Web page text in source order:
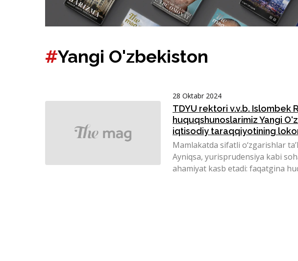
#Yangi O'zbekiston
28 Oktabr 2024
TDYU rektori v.v.b. Islombek
huquqshunoslarimiz Yangi
iqtisodiy taraqqiyotining
Mamlakatda sifatli o‘zgarishlar
Ayniqsa, yurisprudensiya kabi
ahamiyat kasb etadi: faqatgina